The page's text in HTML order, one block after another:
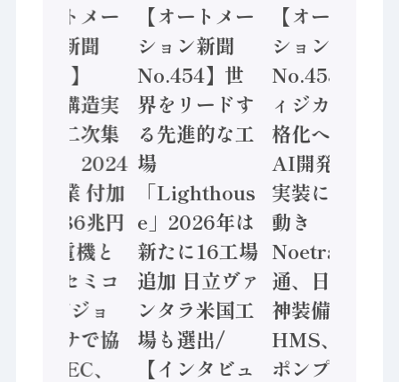
【オートメー
ション新聞
No.455】
「経済構造実
態調査二次集
計結果」2024
年製造業 付加
価値額86兆円
/ 三菱電機と
ソニーセミコ
ン AIビジョ
ンセンサで協
業 / IDEC、
【オートメー
ション新聞
No.454】世
界をリードす
る先進的な工
場
「Lighthous
e」2026年は
新たに16工場
追加 日立ヴァ
ンタラ米国工
場も選出/
【インタビュ
【オートメー
ション新聞
No.453】フ
ィジカルAI本
格化へ 国産
AI開発や社会
実装に活発な
動き
Noetra、富士
通、日立 / 兵
神装備 ×
HMS、老舗
ポンプメーカ